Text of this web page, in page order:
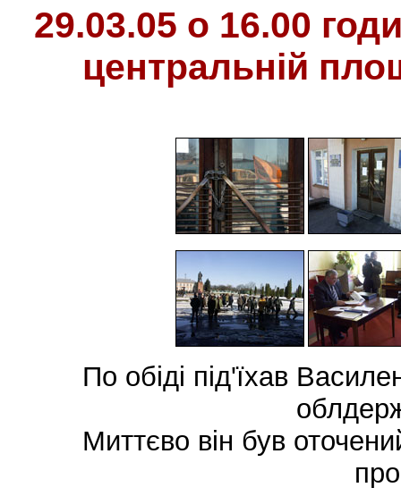
29.03.05 о 16.00
центральній
По обіді під'їхав
Миттєво він був